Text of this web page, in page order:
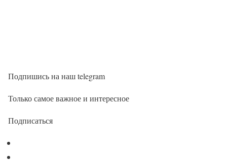
Подпишись на наш telegram
Только самое важное и интересное
Подписаться